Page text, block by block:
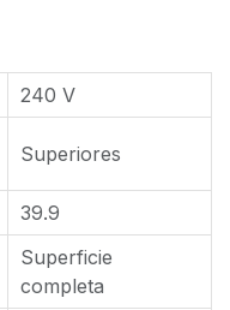
240 V
Superiores
39.9
Superficie
completa